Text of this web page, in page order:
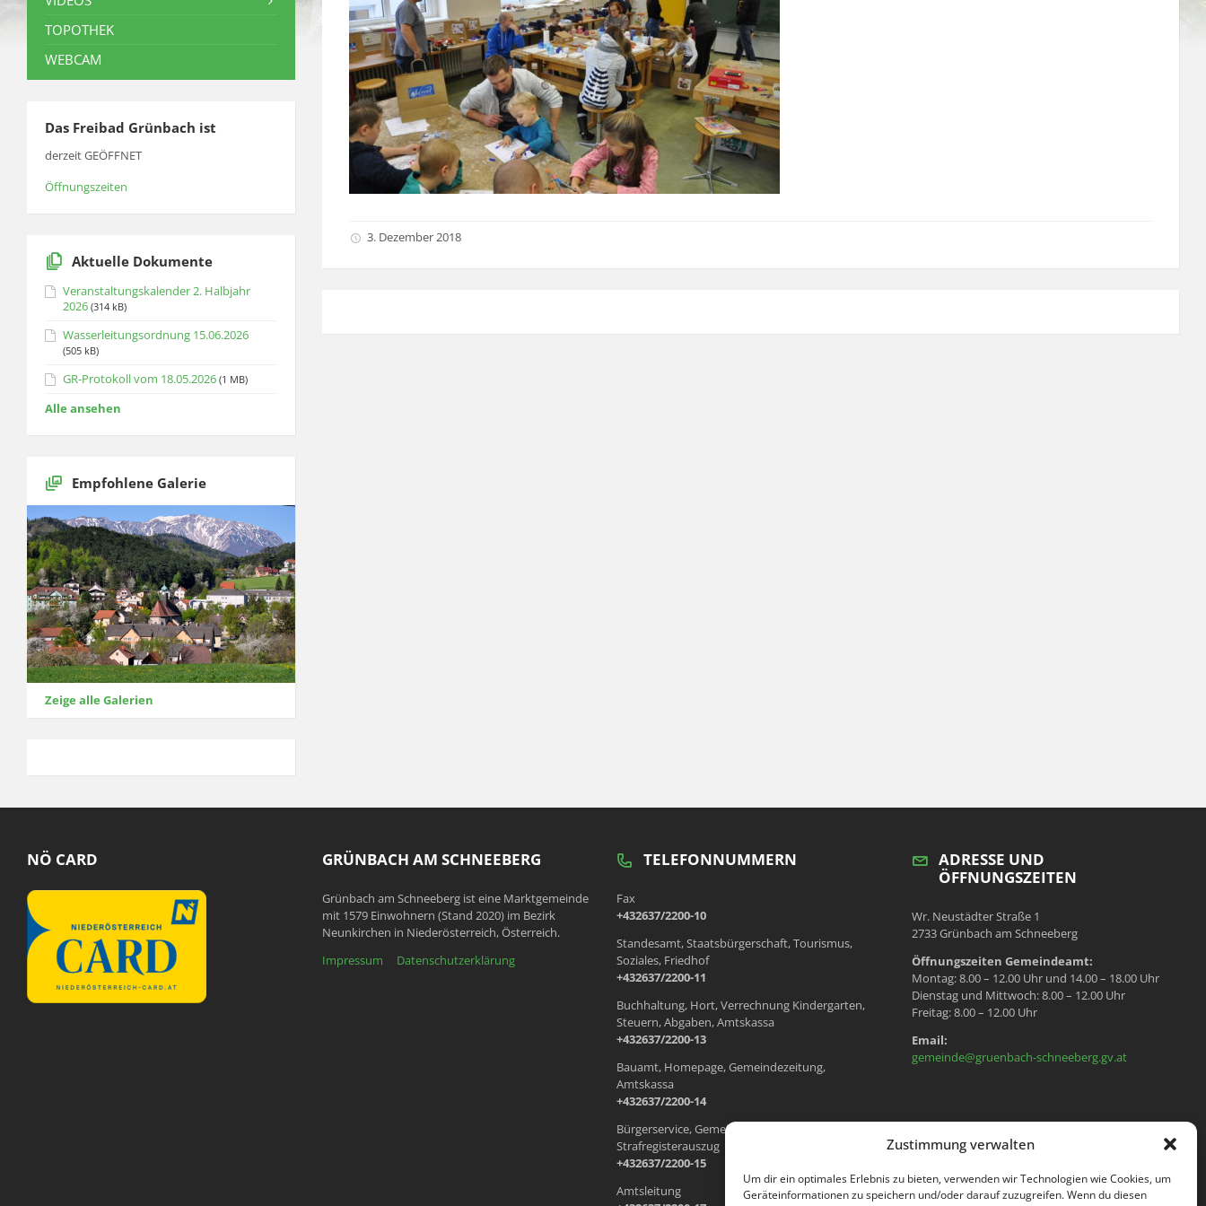
Zustimmung verwalten
Um dir ein optimales Erlebnis zu bieten, verwenden wir Technologien wie Cookies, um
Geräteinformationen zu speichern und/oder darauf zuzugreifen. Wenn du diesen
3. Dezember 2018
TOPOTHEK
WEBCAM
Das Freibad Grünbach ist
derzeit GEÖFFNET
Öffnungszeiten
Aktuelle Dokumente
Veranstaltungskalender 2. Halbjahr
2026 (314 kB)
Wasserleitungsordnung 15.06.2026
(505 kB)
GR-Protokoll vom 18.05.2026 (1 MB)
Alle ansehen
Empfohlene Galerie
Zeige alle Galerien
NÖ CARD GRÜNBACH AM SCHNEEBERG
Grünbach am Schneeberg ist eine Marktgemeinde
mit 1579 Einwohnern (Stand 2020) im Bezirk
Neunkirchen in Niederösterreich, Österreich.
Impressum
Datenschutzerklärung
TELEFONNUMMERN
Fax
+432637/2200-10
Standesamt, Staatsbürgerschaft, Tourismus,
Soziales, Friedhof
+432637/2200-11
Buchhaltung, Hort, Verrechnung Kindergarten,
Steuern, Abgaben, Amtskassa
+432637/2200-13
Bauamt, Homepage, Gemeindezeitung,
Amtskassa
+432637/2200-14
Bürgerservice, Gemeindewohnungen, Meldeamt,
Strafregisterauszug
+432637/2200-15
Amtsleitung
ADRESSE UND
ÖFFNUNGSZEITEN
Wr. Neustädter Straße 1
2733 Grünbach am Schneeberg
Öffnungszeiten Gemeindeamt:
Montag: 8.00 – 12.00 Uhr und 14.00 – 18.00 Uhr
Dienstag und Mittwoch: 8.00 – 12.00 Uhr
Freitag: 8.00 – 12.00 Uhr
Email:
gemeinde@gruenbach-schneeberg.gv.at